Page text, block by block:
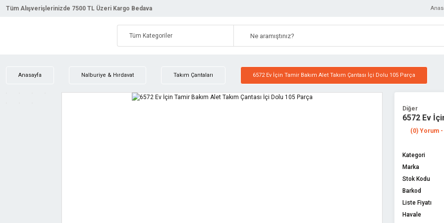
Tüm Alışverişlerinizde 7500 TL Üzeri Kargo Bedava
Anasayfa Nalburiye & Hırdavat Takım Çantaları 6572 Ev İçin Tamir Bakım Alet Takım Çantası İçi Dolu 105 Parça
Diğer
6572 Ev
(0) Yorum -
Kategori
Marka
Stok Kodu
Barkod
Liste Fiyatı
Havale